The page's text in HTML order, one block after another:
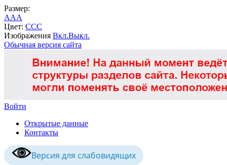
Размер:
AAA
Цвет: CCC
Изображения Вкл.Выкл.
Обычная версия сайта
Войти
Открытые данные
Контакты
Версия для слабовидящих